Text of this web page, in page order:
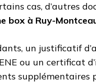
cas, d’autres
box à Ruy-
un justificatif
ou un certificat